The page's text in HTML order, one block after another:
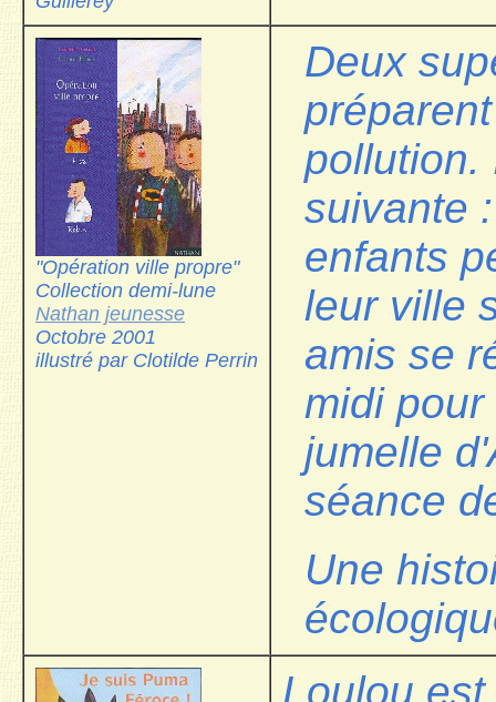
"Opération ville propre"
Collection demi-lune
Nathan jeunesse
Octobre 2001
illustré par Clotilde Perrin
Deux
pollution.
suivante
enfants
leur ville
amis se
midi
jumelle
séance
Une
Loulou